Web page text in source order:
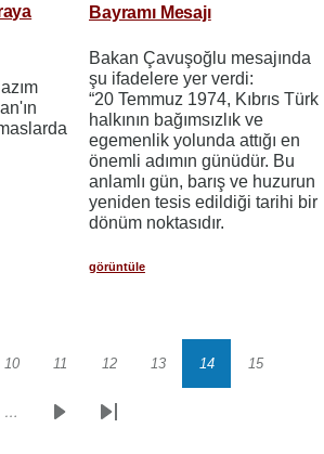
Bayramı Mesajı
Bakan Çavuşoğlu mesajında
şu ifadelere yer verdi:
“20 Temmuz 1974, Kıbrıs Türk
halkının bağımsızlık ve
egemenlik yolunda attığı en
önemli adımın günüdür. Bu
anlamlı gün, barış ve huzurun
yeniden tesis edildiği tarihi bir
dönüm noktasıdır.
görüntüle
Sayfa
10 Sayfa
11 Sayfa
12 Sayfa
13 Sayfa
14 Sayfa
15
…
SonrakiSon